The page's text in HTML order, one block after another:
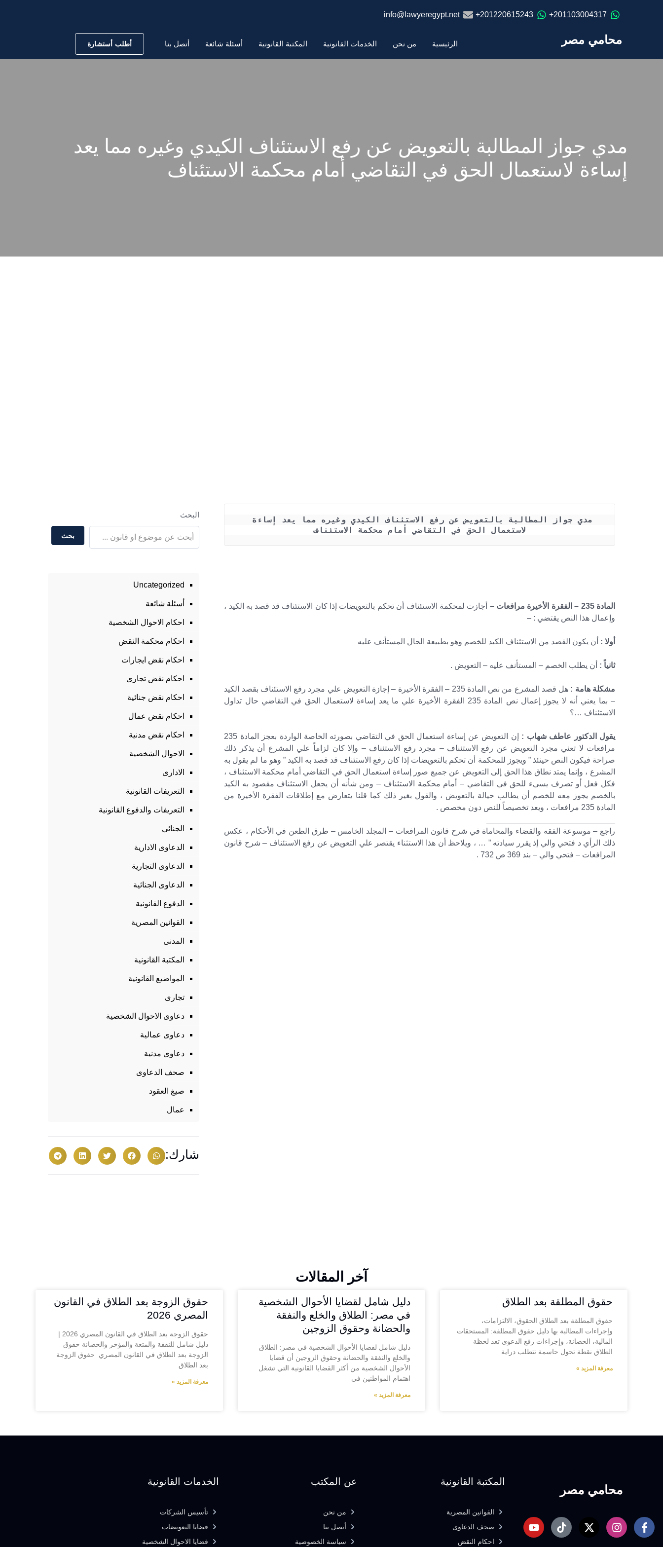
201103004317+
201220615243+
info@lawyeregypt.net
محامي مصر الرئيسية من نحن الخدمات القانونية المكتبة القانونية أسئلة شائعة أتصل بنا أطلب أستشارة
مدي جواز المطالبة بالتعويض عن رفع الاستئناف الكيدي وغيره مما يعد
إساءة لاستعمال الحق في التقاضي أمام محكمة الاستئناف
لاستعمال الحق في التقاضي أمام محكمة الاستئناف
المادة 235 – الفقرة الأخيرة مرافعات –
أجازت لمحكمة الاستئناف أن تحكم بالتعويضات إذا كان الاستئناف قد قصد به الكيد ،
وإعمال هذا النص يقتضي : –
أولا : أن يكون القصد من الاستئناف الكيد للخصم وهو بطبيعة الحال المستأنف عليه
ثانياً : أن يطلب الخصم – المستأنف عليه – التعويض .
مشكلة هامة :
هل قصد المشرع من نص المادة 235 – الفقرة الأخيرة – إجازة التعويض علي مجرد رفع الاستئناف بقصد الكيد
– بما يعني أنه لا يجوز إعمال نص المادة 235 الفقرة الأخيرة علي ما يعد إساءة لاستعمال الحق في التقاضي حال تداول
الاستئناف …؟
يقول الدكتور عاطف شهاب :
إن التعويض عن إساءة استعمال الحق في التقاضي بصورته الخاصة الواردة بعجز المادة 235
مرافعات لا تعني مجرد التعويض عن رفع الاستئناف – مجرد رفع الاستئناف – وإلا كان لزاماً علي المشرع أن يذكر ذلك
صراحة فيكون النص حينئذ ” ويجوز للمحكمة أن تحكم بالتعويضات إذا كان رفع الاستئناف قد قصد به الكيد ” وهو ما لم يقول به
المشرع ، وإنما يمتد نطاق هذا الحق إلى التعويض عن جميع صور إساءة استعمال الحق في التقاضي أمام محكمة الاستئناف ،
فكل فعل أو تصرف يسيء للحق في التقاضي – أمام محكمة الاستئناف – ومن شأنه أن يجعل الاستئناف مقصود به الكيد
بالخصم يجوز معه للخصم أن يطالب حيالة بالتعويض ، والقول بغير ذلك كما قلنا يتعارض مع إطلاقات الفقرة الأخيرة من
المادة 235 مرافعات ، ويعد تخصيصاً للنص دون مخصص .
راجع – موسوعة الفقه والقضاء والمحاماة في شرح قانون المرافعات – المجلد الخامس – طرق الطعن في الأحكام ، عكس
ذلك الرأي د فتحي والي إذ يقرر سيادته ” … ، ويلاحظ أن هذا الاستثناء يقتصر علي التعويض عن رفع الاستئناف – شرح قانون
المرافعات – فتحي والي – بند 369 ص 732 .
البحث
بحث
Uncategorized
أسئلة شائعة
احكام الاحوال الشخصية
احكام محكمة النقض
احكام نقض ايجارات
احكام نقض تجارى
احكام نقض جنائية
احكام نقض عمال
احكام نقض مدنية
الاحوال الشخصية
الادارى
التعريفات القانونية
التعريفات والدفوع القانونية
الجنائى
الدعاوى الادارية
الدعاوى التجارية
الدعاوى الجنائية
الدفوع القانونية
القوانين المصرية
المدنى
المكتبة القانونية
المواضيع القانونية
تجارى
دعاوى الاحوال الشخصية
دعاوى عمالية
دعاوى مدنية
صحف الدعاوى
صيغ العقود
عمال
شارك:
آخر المقالات
حقوق المطلقة بعد الطلاق
حقوق المطلقة بعد الطلاق الحقوق، الالتزامات،
وإجراءات المطالبة بها دليل حقوق المطلقة: المستحقات
المالية، الحضانة، وإجراءات رفع الدعوى تعد لحظة
الطلاق نقطة تحول حاسمة تتطلب دراية
معرفة المزيد »
دليل شامل لقضايا الأحوال الشخصية
في مصر: الطلاق والخلع والنفقة
والحضانة وحقوق الزوجين
دليل شامل لقضايا الأحوال الشخصية في مصر: الطلاق
والخلع والنفقة والحضانة وحقوق الزوجين أن قضايا
الأحوال الشخصية من أكثر القضايا القانونية التي تشغل
اهتمام المواطنين في
معرفة المزيد »
حقوق الزوجة بعد الطلاق في القانون
المصري 2026
حقوق الزوجة بعد الطلاق في القانون المصري 2026 |
دليل شامل للنفقة والمتعة والمؤخر والحضانة حقوق
الزوجة بعد الطلاق في القانون المصري حقوق الزوجة
بعد الطلاق
معرفة المزيد »
محامي مصر
المكتبة القانونية
القوانين المصرية
صحف الدعاوى
احكام النقض
عن المكتب
من نحن
أتصل بنا
سياسة الخصوصية
الخدمات القانونية
تأسيس الشركات
قضايا التعويضات
قضايا الاحوال الشخصية